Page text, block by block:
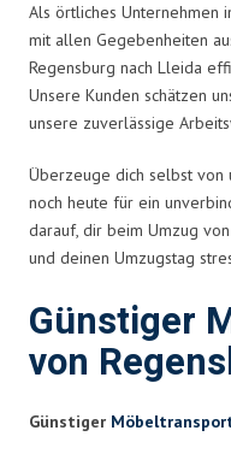
Als örtliches Unternehmen
mit allen Gegebenheiten
Regensburg nach Lleida
Unsere Kunden schätzen
unsere zuverlässige
Überzeuge dich selbst von
noch heute für ein
darauf, dir beim Umzug
und deinen Umzugstag
Günstiger
von
Günstiger